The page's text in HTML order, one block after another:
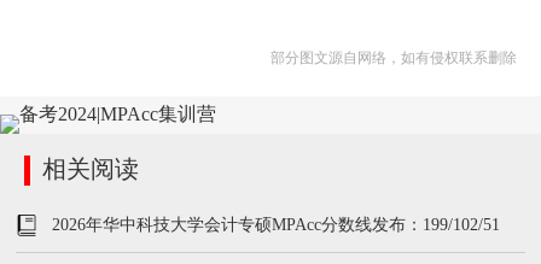
部分图文源自网络，如有侵权联系删除
相关阅读
2026年华中科技大学会计专硕MPAcc分数线发布：199/102/51